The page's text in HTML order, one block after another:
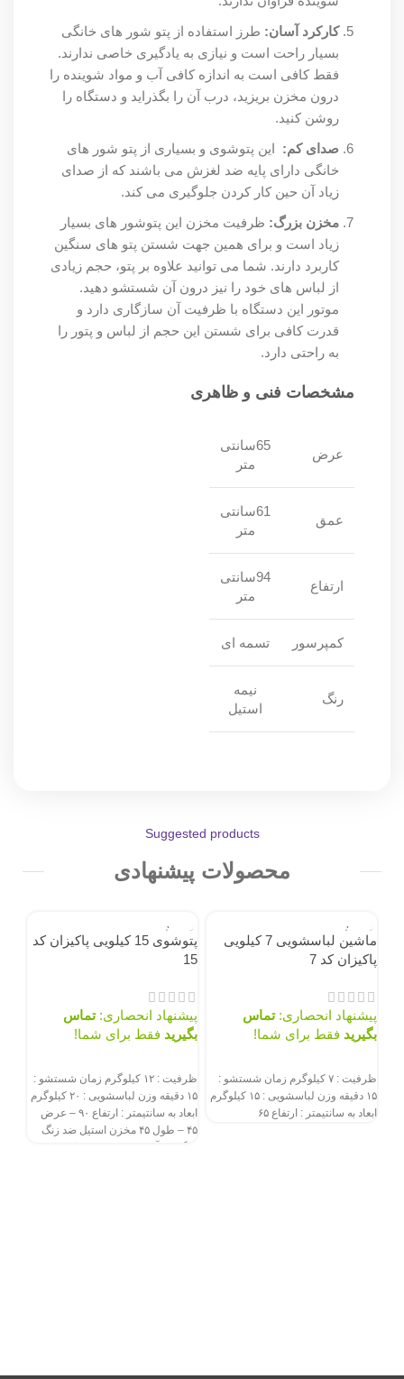
کارکرد آسان: طرز استفاده از پتو شور های خانگی
بسیار راحت است و نیازی به یادگیری خاصی ندارند.
فقط کافی است به اندازه کافی آب و مواد شوینده را
درون مخزن بریزید، درب آن را بگذراید و دستگاه را
روشن کنید.
صدای کم: این پتوشوی و بسیاری از پتو شور های
خانگی دارای پایه ضد لغزش می باشند که از صدای
زیاد آن حین کار کردن جلوگیری می کند.
مخزن بزرگ: ظرفیت مخزن این پتوشور های بسیار
زیاد است و برای همین جهت شستن پتو های سنگین
کاربرد دارند. شما می توانید علاوه بر پتو، حجم زیادی
از لباس های خود را نیز درون آن شستشو دهید.
موتور این دستگاه با ظرفیت آن سازگاری دارد و
قدرت کافی برای شستن این حجم از لباس و پتور را
به راحتی دارد.
مشخصات فنی و ظاهری
عرض
65سانتی
متر
عمق
61سانتی
متر
ارتفاع
94سانتی
متر
کمپرسور تسمه ای
رنگ
نیمه
استیل
Suggested products
محصولات پیشنهادی
ناموجود
ماشین لباسشویی 7 کیلویی
پاکیزان کد 7
پیشنهاد انحصاری:تماس
بگیرید فقط برای شما!
ظرفیت : ۷ کیلوگرم زمان شستشو :
۱۵ دقیقه وزن لباسشویی : ۱۵ کیلوگرم
ابعاد به سانتیمتر : ارتفاع ۶۵
ناموجود
پتوشوی 15 کیلویی پاکیزان کد
15
پیشنهاد انحصاری:تماس
بگیرید فقط برای شما!
ظرفیت : ۱۲ کیلوگرم زمان شستشو :
۱۵ دقیقه وزن لباسشویی : ۲۰ کیلوگرم
ابعاد به سانتیمتر : ارتفاع ۹۰ – عرض
۴۵ – طول ۴۵ مخزن استیل ضد زنگ